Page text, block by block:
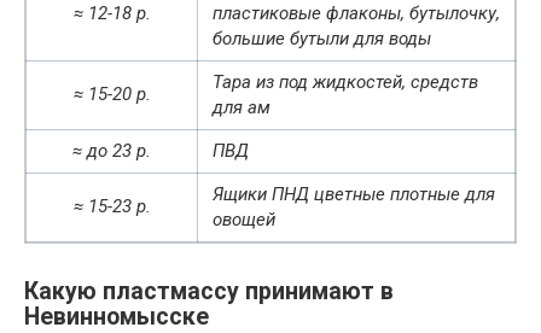
≈ 12-18 р.
пластиковые флаконы, бутылочку,
большие бутыли для воды
≈ 15-20 р.
Тара из под жидкостей, средств
для ам
≈ до 23 р.
ПВД
≈ 15-23 р.
Ящики ПНД цветные плотные для
овощей
Какую пластмассу принимают в
Невинномысске